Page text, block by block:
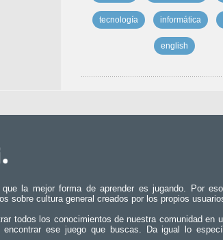
tecnología informática
english
la mejor forma de aprender es jugando. Por
sobre cultura general creados por los propios
todos los conocimientos de nuestra comunidad en
encontrar ese juego que buscas. Da igual lo